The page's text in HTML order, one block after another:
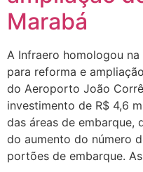
Marabá
A Infraero homologou
para reforma e
do Aeroporto João
investimento de R$ 4,6
das áreas de embarque,
do aumento do número
portões de embarque.